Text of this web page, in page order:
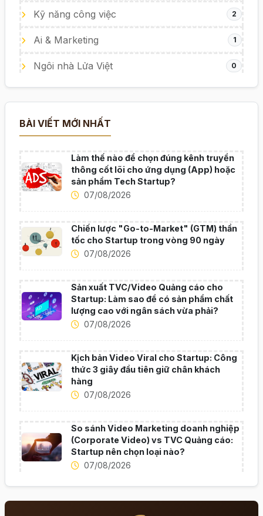
Kỹ năng công việc 2
Ai & Marketing 1
Ngôi nhà Lửa Việt 0
BÀI VIẾT MỚI NHẤT
Làm thế nào để chọn đúng kênh truyền
thông cốt lõi cho ứng dụng (App) hoặc
sản phẩm Tech Startup?
07/08/2026
Chiến lược "Go-to-Market" (GTM) thần
tốc cho Startup trong vòng 90 ngày
07/08/2026
Sản xuất TVC/Video Quảng cáo cho
Startup: Làm sao để có sản phẩm chất
lượng cao với ngân sách vừa phải?
07/08/2026
Kịch bản Video Viral cho Startup: Công
thức 3 giây đầu tiên giữ chân khách
hàng
07/08/2026
So sánh Video Marketing doanh nghiệp
(Corporate Video) vs TVC Quảng cáo:
Startup nên chọn loại nào?
07/08/2026